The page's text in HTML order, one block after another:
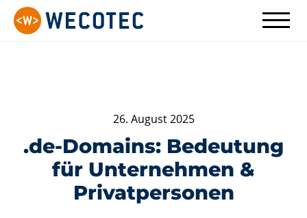
26. August 2025
.de-Domains: Bedeutung
für Unternehmen &
Privatpersonen